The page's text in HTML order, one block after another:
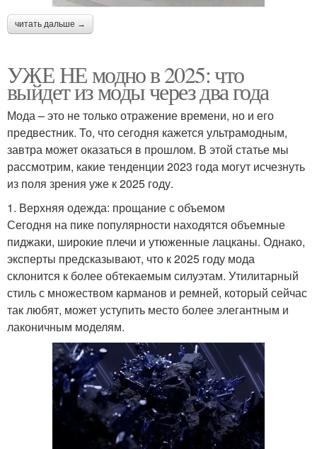
читать дальше →
УЖЕ НЕ модно в 2025: что
выйдет из моды через два года
Мода – это не только отражение времени, но и его
предвестник. То, что сегодня кажется ультрамодным,
завтра может оказаться в прошлом. В этой статье мы
рассмотрим, какие тенденции 2023 года могут исчезнуть
из поля зрения уже к 2025 году.
1. Верхняя одежда: прощание с объемом
Сегодня на пике популярности находятся объемные
пиджаки, широкие плечи и утюженные лацканы. Однако,
эксперты предсказывают, что к 2025 году мода
склонится к более обтекаемым силуэтам. Утилитарный
стиль с множеством карманов и ремней, который сейчас
так любят, может уступить место более элегантным и
лаконичным моделям.